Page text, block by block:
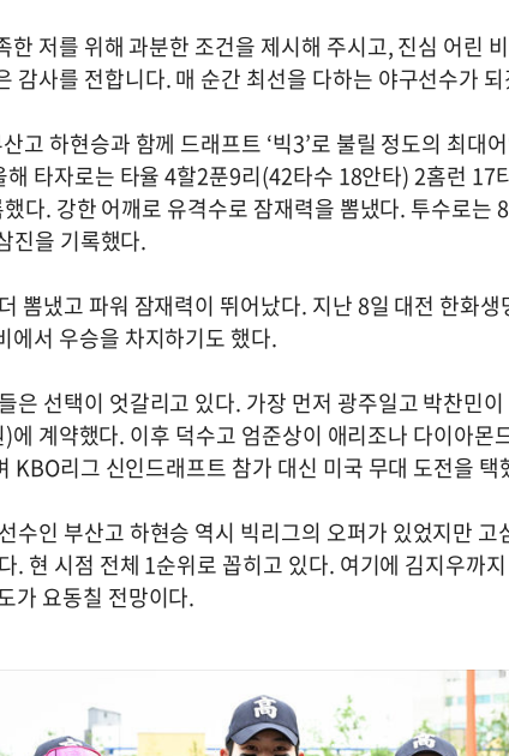
한 저를 위해 과분한 조건을 제시해 주시고, 진심 어린
감사를 전합니다. 매 순간 최선을 다하는 야구선수가
고 하현승과 함께 드래프트 ‘빅3’로 불릴 정도의 최대
타자로는 타율 4할2푼9리(42타수 18안타) 2홈런 17
다. 강한 어깨로 유격수로 잠재력을 뽐냈다. 투수로는
진을 기록했다.
뽐냈고 파워 잠재력이 뛰어났다. 지난 8일 대전 한화
에서 우승을 차지하기도 했다.
은 선택이 엇갈리고 있다. 가장 먼저 광주일고 박찬민
계약했다. 이후 덕수고 엄준상이 애리조나 다이아몬
KBO리그 신인드래프트 참가 대신 미국 무대 도전을 택
수인 부산고 하현승 역시 빅리그의 오퍼가 있었지만
. 현 시점 전체 1순위로 꼽히고 있다. 여기에 김지우까
가 요동칠 전망이다.